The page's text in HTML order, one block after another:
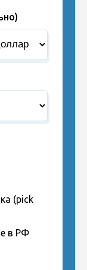
(pick
в РФ